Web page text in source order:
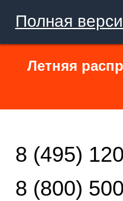
Полная
Летняя
8 (495)
8 (800)